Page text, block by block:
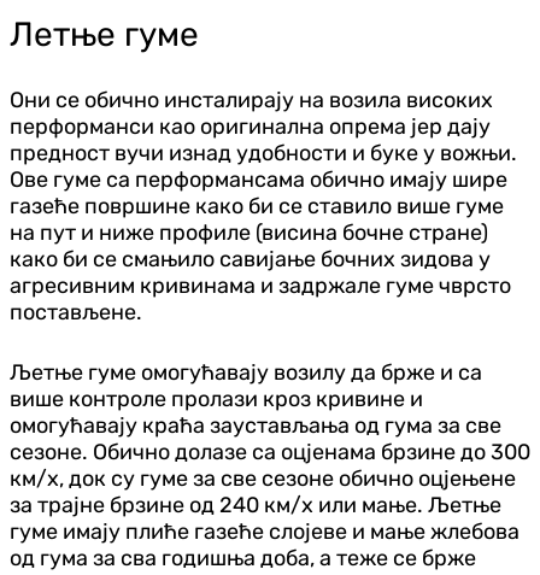
Летње гуме
Они се обично инсталирају на возила високих
перформанси као оригинална опрема јер дају
предност вучи изнад удобности и буке у вожњи.
Ове гуме са перформансама обично имају шире
газеће површине како би се ставило више гуме
на пут и ниже профиле (висина бочне стране)
како би се смањило савијање бочних зидова у
агресивним кривинама и задржале гуме чврсто
постављене.
Љетње гуме омогућавају возилу да брже и са
више контроле пролази кроз кривине и
омогућавају краћа заустављања од гума за све
сезоне. Обично долазе са оцјенама брзине до 300
км/х, док су гуме за све сезоне обично оцјењене
за трајне брзине од 240 км/х или мање. Љетње
гуме имају плиће газеће слојеве и мање жлебова
од гума за сва годишња доба, а теже се брже